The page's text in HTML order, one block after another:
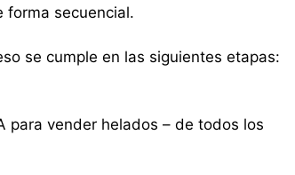
forma secuencial.
se cumple en las siguientes etapas:
para vender helados – de todos los